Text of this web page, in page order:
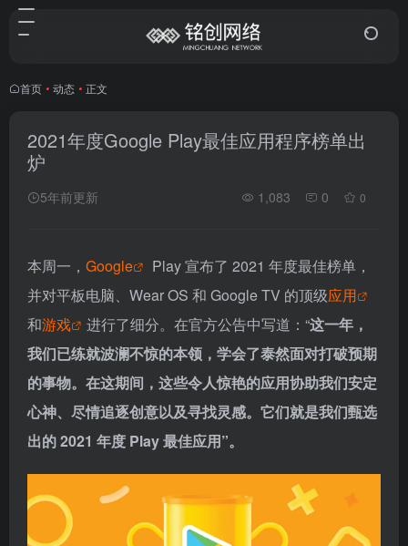
首页 • 动态 • 正文
2021年度Google Play最佳应用程序榜单出
炉
5年前更新 1,083 0 0
本周一， Google
Play 宣布了 2021 年度最佳榜单，
并对平板电脑、Wear OS 和 Google TV 的顶级应用
和游戏 进行了细分。在官方公告中写道：“这一年，
我们已练就波澜不惊的本领，学会了泰然面对打破预期
的事物。在这期间，这些令人惊艳的应用协助我们安定
心神、尽情追逐创意以及寻找灵感。它们就是我们甄选
出的 2021 年度 Play 最佳应用”。